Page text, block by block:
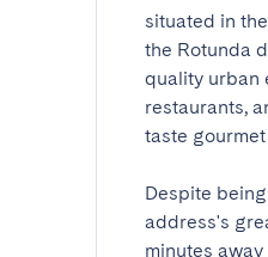
situated in
the Rotunda
quality urban
restaurants,
taste
Despite
address's
minutes